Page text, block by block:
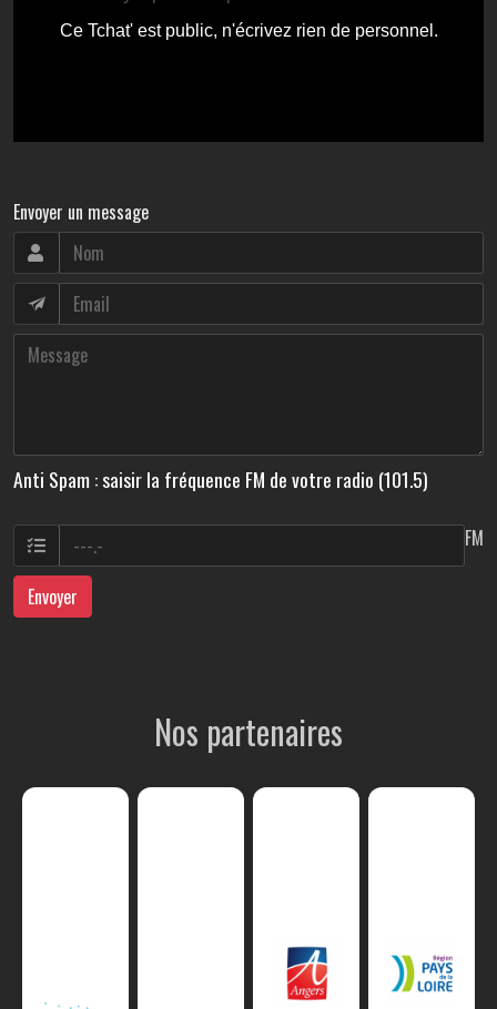
Envoyer un message
Anti Spam : saisir la fréquence FM de votre radio (101.5)
FM
Envoyer
Nos partenaires